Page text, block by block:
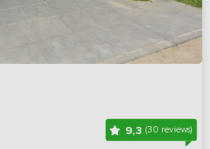
9,3 (30 reviews)